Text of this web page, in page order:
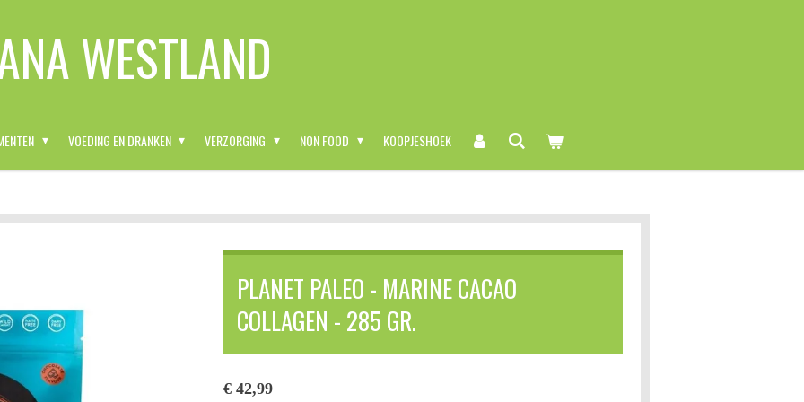
WESTLAND
VOEDING EN DRANKEN VERZORGING NON FOOD KOOPJESHOEK
PLANET PALEO - MARINE CACAO
COLLAGEN - 285 GR.
€ 42,99